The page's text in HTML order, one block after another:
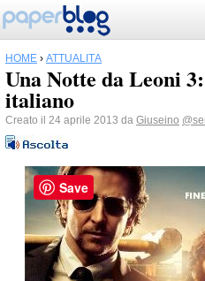
HOME › ATTUALITÀ
Una Notte da Leoni
italiano
Creato il 24 aprile 2013 da Giuseino
Save